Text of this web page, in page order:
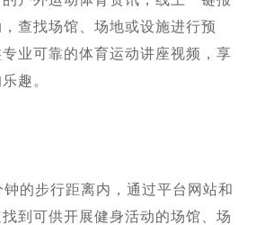
查找场馆、场地或设施进行预
业可靠的体育运动讲座视频，享
趣。
的步行距离内，通过平台网站和
到可供开展健身活动的场馆、场